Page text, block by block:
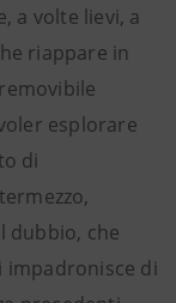
a volte lievi, a
riappare in
esplorare
di
dubbio, che
impadronisce di